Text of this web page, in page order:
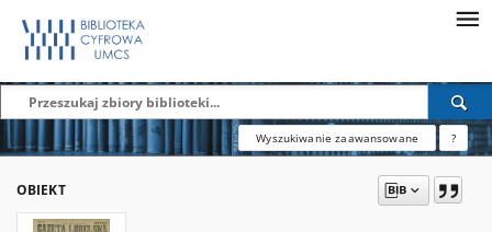
Wyszukiwanie zaawansowane ?
OBIEKT